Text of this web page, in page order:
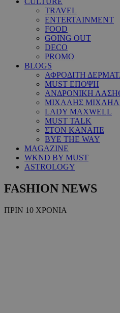
TRAVEL
ENTERTAINMENT
FOOD
GOING OUT
DECO
PROMO
BLOGS
ΑΦΡΟΔΙΤΗ
MUST ΕΠΟΨΗ
ΑΝΔΡΟΝΙΚΗ
ΜΙΧΑΛΗΣ
LADY MAXWELL
MUST TALK
ΣΤΟΝ ΚΑΝΑΠΕ
BYE THE WAY
MAGAZINE
WKND BY MUST
ASTROLOGY
FASHION NEWS
ΠΡΙΝ 10 ΧΡΟΝΙΑ